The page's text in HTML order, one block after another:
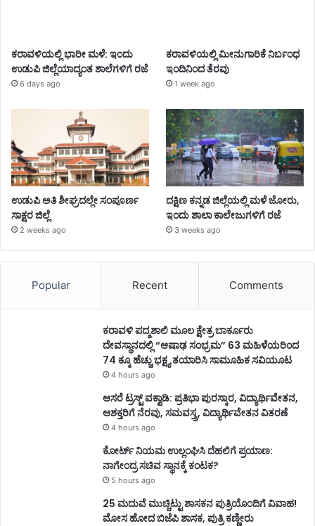
ಕರಾವಳಿಯಲ್ಲಿ ಭಾರೀ ಮಳೆ: ಇಂದು
ಉಡುಪಿ ಜಿಲ್ಲೆಯಾದ್ಯಂತ ಶಾಲೆಗಳಿಗೆ ರಜೆ
6 days ago
ಕರಾವಳಿಯಲ್ಲಿ ಮೀನುಗಾರಿಕೆ ನಿರ್ಬಂಧ
ಇಂದಿನಿಂದ ತೆರವು
1 week ago
ಉಡುಪಿ ಅತಿ ಶೀಘ್ರದಲ್ಲೇ ಸಂಪೂರ್ಣ
ಸಾಕ್ಷರ ಜಿಲ್ಲೆ
2 weeks ago
ದಕ್ಷಿಣ ಕನ್ನಡ ಜಿಲ್ಲೆಯಲ್ಲಿ ಮಳೆ ಜೋರು,
ಇಂದು ಶಾಲಾ ಕಾಲೇಜುಗಳಿಗೆ ರಜೆ
3 weeks ago
Popular Recent Comments
ಕರಾವಳಿ ಪದ್ಮಶಾಲಿ ಮೂಲ ಕ್ಷೇತ್ರ ಬಾರ್ಕೂರು
ದೇವಸ್ಥಾನದಲ್ಲಿ “ಆಷಾಢ ಸಂಭ್ರಮ” 63 ಮಹಿಳೆಯರಿಂದ
74 ಕ್ಕೂ ಹೆಚ್ಚು ಭಕ್ಷ್ಯ ತಯಾರಿಸಿ ಸಾಮೂಹಿಕ ಸವಿಯೂಟ
4 hours ago
ಆಸರೆ ಟ್ರಸ್ಟ್‌ ವಕ್ವಾಡಿ: ಪ್ರತಿಭಾ ಪುರಸ್ಕಾರ, ವಿದ್ಯಾರ್ಥಿವೇತನ,
ಆಶಕ್ತರಿಗೆ ನೆರವು, ಸಮವಸ್ತ್ರ, ವಿದ್ಯಾರ್ಥಿವೇತನ ವಿತರಣೆ
4 hours ago
ಕೋರ್ಟ್ ನಿಯಮ ಉಲ್ಲಂಘಿಸಿ ದೆಹಲಿಗೆ ಪ್ರಯಾಣ:
ನಾಗೇಂದ್ರ ಸಚಿವ ಸ್ಥಾನಕ್ಕೆ ಕಂಟಕ?
5 hours ago
25 ಮದುವೆ ಮುಚ್ಚಿಟ್ಟು ಶಾಸಕನ ಪುತ್ರಿಯೊಂದಿಗೆ ವಿವಾಹ!
ಮೋಸ ಹೋದ ಬಿಜೆಪಿ ಶಾಸಕ, ಪುತ್ರಿ ಕಣ್ಣೀರು